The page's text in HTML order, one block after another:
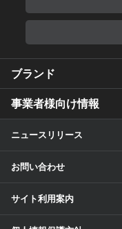
ブランド
事業者様向け情報
ニュースリリース
お問い合わせ
サイト利用案内